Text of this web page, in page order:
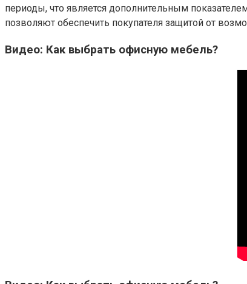
периоды, что является дополнительным
позволяют обеспечить покупателя защитой от
Видео: Как выбрать офисную мебель?